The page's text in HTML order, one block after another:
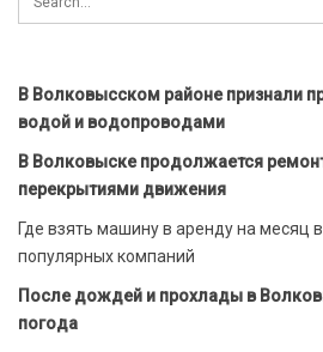
В Волковысском районе признали
водой и водопроводами
В Волковыске продолжается
перекрытиями движения
Где взять машину в аренду на месяц
популярных компаний
После дождей и прохлады в
погода